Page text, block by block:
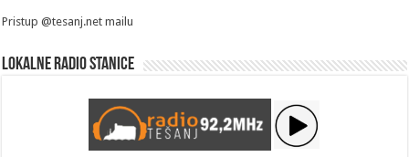
Pristup @tesanj.net mailu
Lokalne radio stanice